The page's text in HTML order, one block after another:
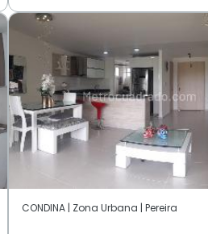
CONDINA | Zona Urbana | Pereira